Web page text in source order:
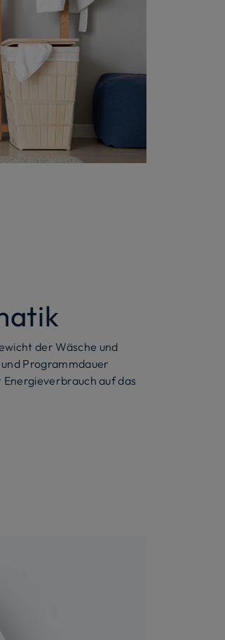
der Wäsche und
Programmdauer
auf das